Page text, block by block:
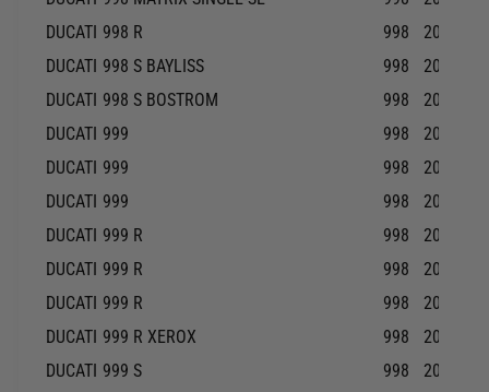
DUCATI 998 R 998
2002-
DUCATI 998 S BAYLISS 998
2002-
DUCATI 998 S BOSTROM 998
2002-
DUCATI 999 998
2003-
DUCATI 999 998
2004-
DUCATI 999 998
2006-
DUCATI 999 R 998
2003-
DUCATI 999 R 998
2004-
DUCATI 999 R 998
2005-
DUCATI 999 R XEROX 998
2006-
DUCATI 999 S 998
2003-